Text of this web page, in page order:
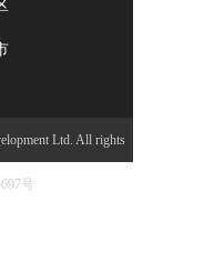
助力
球商
中国陶
Ltd. All rights
号